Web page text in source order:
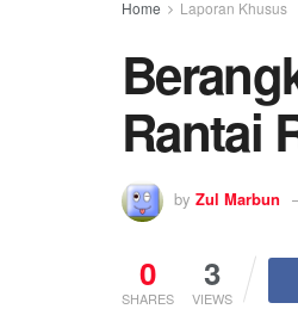
Home Laporan Khusus
Rantai
by Zul Marbun
0
SHARES
24
VIEWS